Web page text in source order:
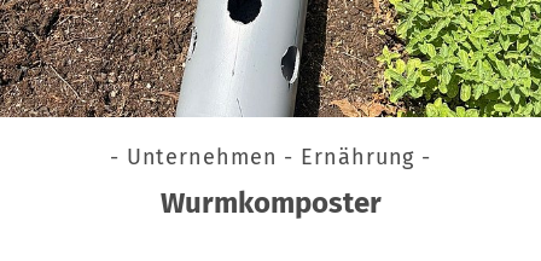
- Unternehmen - Ernährung -
Wurmkomposter